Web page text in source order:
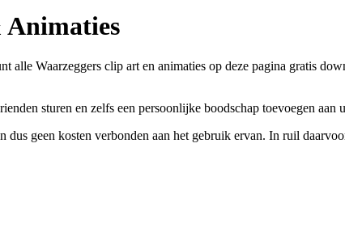
Animaties
Waarzeggers clip art en animaties op deze pagina gratis
sturen en zelfs een persoonlijke boodschap toevoegen aan
dus geen kosten verbonden aan het gebruik ervan. In ruil